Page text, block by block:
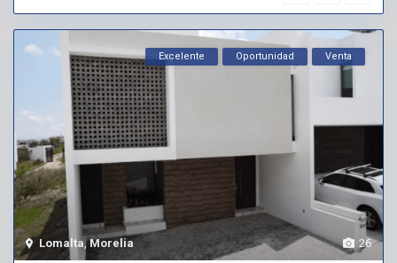
26
Lomalta ,Morelia
Excelente Oportunidad Venta